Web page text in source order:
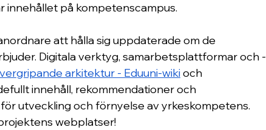
innehållet på kompetenscampus.
att hålla sig uppdaterade om de
Digitala verktyg, samarbetsplattformar och -
arkitektur - Eduuni-wikioch
innehåll, rekommendationer och
utveckling och förnyelse av yrkeskompetens.
webplatser!